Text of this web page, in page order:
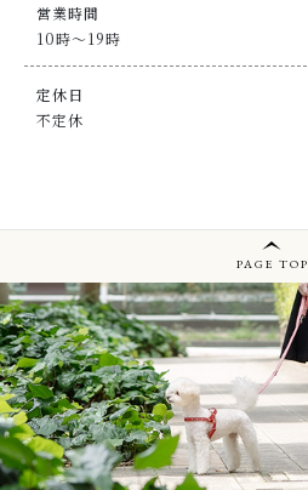
営業時間
10時～19時
定休日
不定休
PAGE TOP